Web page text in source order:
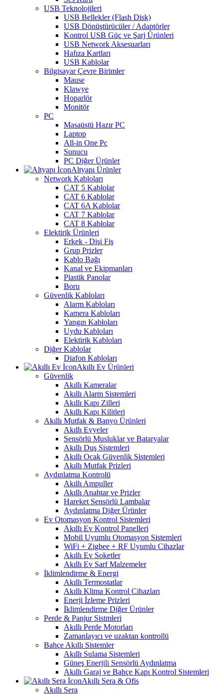
USB Teknolojileri
USB Bellekler (Flash Disk)
USB Dönüştürücüler / Adaptörler
Kontrol USB Güç ve Şarj Ürünleri
USB Network Aksesuarları
Hafıza Kartları
USB Kablolar
Bilgisayar Çevre Birimler
Mause
Klawye
Hoparlör
Monitör
PC
Masaüstü Hazır PC
Laptop
All-in One Pc
Sunucu
PC Diğer Ürünler
Altyapı Ürünler
Network Kabloları
CAT 5 Kablolar
CAT 6 Kablolar
CAT 6A Kablolar
CAT 7 Kablolar
CAT 8 Kablolar
Elektirik Ürünleri
Erkek - Dişi Fiş
Grup Prizler
Kablo Bağı
Kanal ve Ekipmanları
Plastik Panolar
Boru
Güvenlik Kabloları
Alarm Kabloları
Kamera Kabloları
Yangın Kabloları
Uydu Kabloları
Elektirik Kabloları
Diğer Kablolar
Diafon Kabloları
Akıllı Ev Ürünleri
Güvenlik
Akıllı Kameralar
Akıllı Alarm Sistemleri
Akıllı Kapı Zilleri
Akıllı Kapı Kilitleri
Akıllı Mutfak & Banyo Ürünleri
Akıllı Evyeler
Sensörlü Musluklar ve Bataryalar
Akıllı Duş Sistemleri
Akıllı Ocak Güvenlik Sistemleri
Akıllı Mutfak Prizleri
Aydınlatma Kontrolü
Akıllı Ampuller
Akıllı Anahtar ve Prizler
Hareket Sensörlü Lambalar
Aydınlatma Diğer Ürünler
Ev Otomasyon Kontrol Sistemleri
Akıllı Ev Kontrol Panelleri
Mobil Uyumlu Otomasyon Sistemleri
WiFi + Zigbee + RF Uyumlu Cihazlar
Akıllı Ev Soketler
Akıllı Ev Sarf Malzemeler
İklimlendirme & Energi
Akıllı Termostatlar
Akıllı Klima Kontrol Cihazları
Enerji İzleme Prizleri
İklimlendirme Diğer Ürünler
Perde & Panjur Sistmleri
Akıllı Perde Motorları
Zamanlayıcı ve uzaktan kontrollü
Bahçe Akıllı Sistemler
Akıllı Sulama Sistemleri
Güneş Enerjili Sensörlü Aydınlatma
Akıllı Garaj ve Bahçe Kapı Kontrol Sistemleri
Akıllı Sera & Ofis
Akıllı Sera